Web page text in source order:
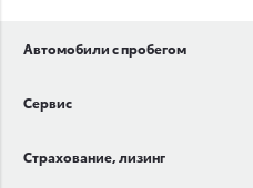
Автомобили с пробегом
Сервис
Страхование, лизинг